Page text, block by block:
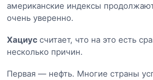
американские индексы
очень уверенно.
Хациус считает, что на это есть
несколько причин.
Первая — нефть. Многие страны